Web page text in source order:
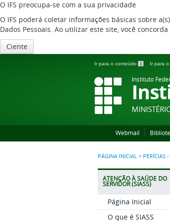
O IFS preocupa-se com a sua privacidade
O IFS poderá coletar informações básicas sobre
Dados Pessoais. Ao utilizar este site, você
Ciente
Ir para o conteúdo 1 Ir para o
Instituto
Webmail
PÁGINA INICIAL > PERÍCIAS
ATENÇÃO À SAÚDE DO
SERVIDOR (SIASS)
Página Inicial
O que é SIASS